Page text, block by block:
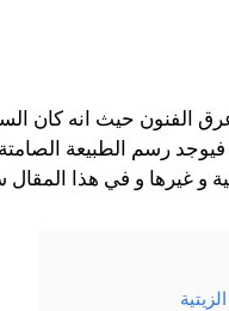
الفنون حيث انه كان
رسم الطبيعة
و غيرها و في هذا